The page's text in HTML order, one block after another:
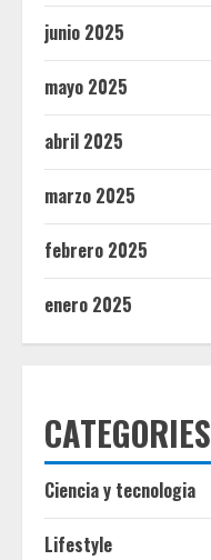
junio 2025
mayo 2025
abril 2025
marzo 2025
febrero 2025
enero 2025
CATEGORIES
Ciencia y tecnologia
Lifestyle